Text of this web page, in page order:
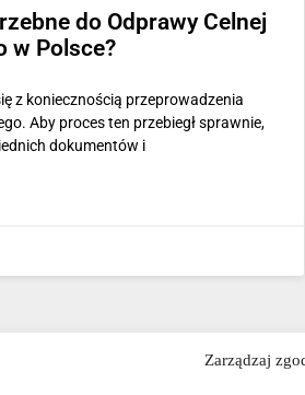
Zarządzaj
do Odprawy Celnej
w Polsce?
z koniecznością przeprowadzenia
Aby proces ten przebiegł sprawnie,
dokumentów i